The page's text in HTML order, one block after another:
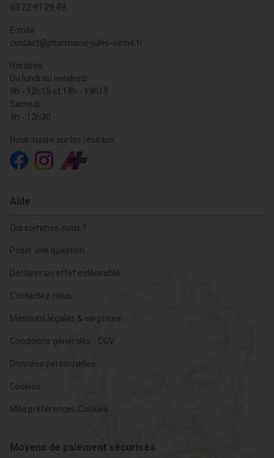
03 22 91 29 49
E-mail
contact@pharmacie-jules-verne.fr
Horaires
Du lundi au vendredi
9h - 12h15 et 14h - 19h15
Samedi
9h - 12h30
Nous suivre sur les réseaux
Aide
Qui sommes-nous ?
Poser une question
Déclarer un effet indésirable
Contactez-nous
Mentions légales & vie privée
Conditions générales - CGV
Données personnelles
Cookies
Mes préférences Cookies
Moyens de paiement sécurisés